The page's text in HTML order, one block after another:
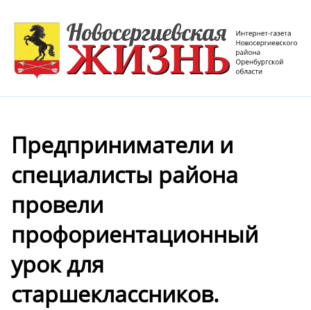
Предприниматели и
специалисты района
провели
профориентационный
урок для
старшеклассников.